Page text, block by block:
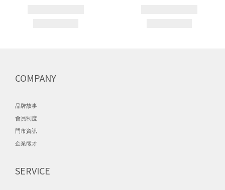
COMPANY
品牌故事
會員制度
門市資訊
企業徵才
SERVICE